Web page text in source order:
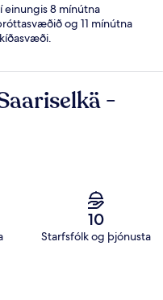
einungis 8 mínútna
og 11 mínútna
-
10
Starfsfólk og þjónusta